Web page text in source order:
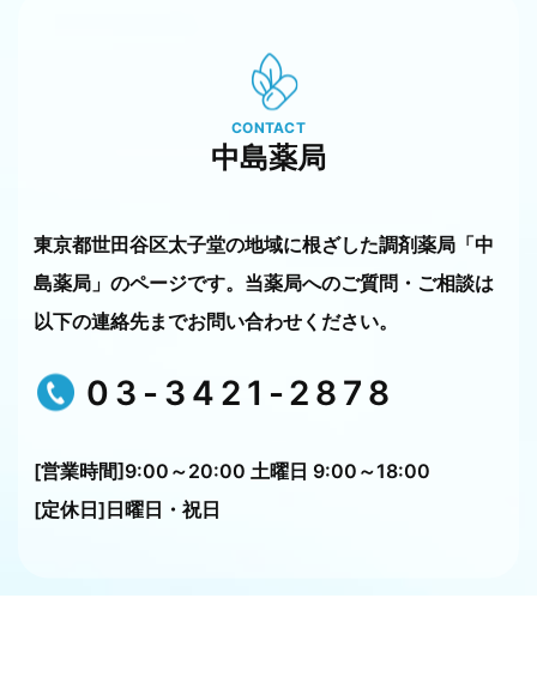
CONTACT
中島薬局
東京都世田谷区太子堂の地域に根ざした調剤薬局「中
島薬局」のページです。 当薬局へのご質問・ご相談は
以下の連絡先までお問い合わせください。
03-3421-2878
[営業時間]9:00～20:00 土曜日 9:00～18:00
[定休日]日曜日・祝日